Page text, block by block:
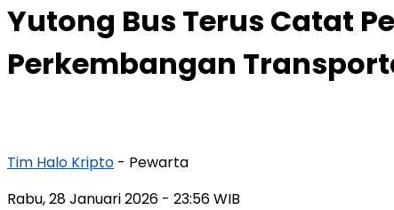
Yutong Bus Terus Catat
Perkembangan
Tim Halo Kripto - Pewarta
Rabu, 28 Januari 2026 - 23:56 WIB